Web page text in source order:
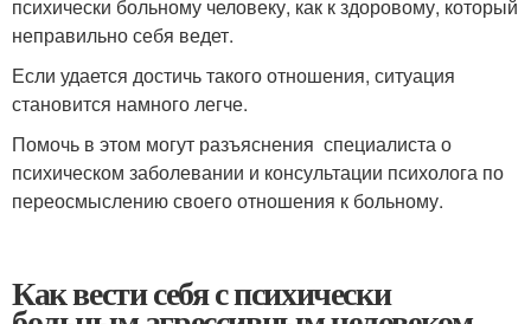
психически больному человеку, как к здоровому, который
неправильно себя ведет.
Если удается достичь такого отношения, ситуация
становится намного легче.
Помочь в этом могут разъяснения специалиста о
психическом заболевании и консультации психолога по
переосмыслению своего отношения к больному.
Как вести себя с психически